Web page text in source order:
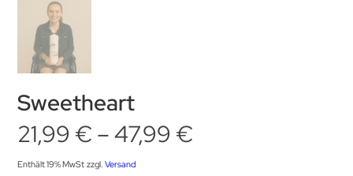
Sweetheart
21,99 € –47,99 €
Enthält 19% MwSt zzgl.Versand